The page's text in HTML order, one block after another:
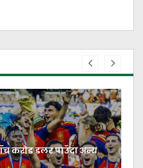
करोड डलर पाउँदा अन्य